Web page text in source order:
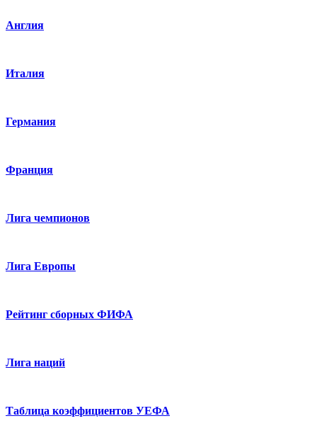
Англия
Италия
Германия
Франция
Лига чемпионов
Лига Европы
Рейтинг сборных ФИФА
Лига наций
Таблица коэффициентов УЕФА